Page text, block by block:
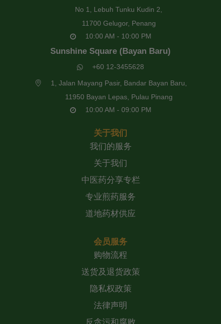
No 1, Lebuh Tunku Kudin 2,
11700 Gelugor, Penang
10:00 AM - 10:00 PM
Sunshine Square (Bayan Baru)
+60 12-3455628
1, Jalan Mayang Pasir, Bandar Bayan Baru,
11950 Bayan Lepas, Pulau Pinang
10:00 AM - 09:00 PM
关于我们
我们的服务
关于我们
中医药分享专栏
专业煎药服务
道地药材供应
会员服务
购物流程
送货及退货政策
隐私权政策
法律声明